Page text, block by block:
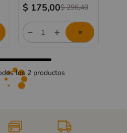
750ml
$296,40
$ 175,00
store/product-
list.quantityStepper.label
los 2productos